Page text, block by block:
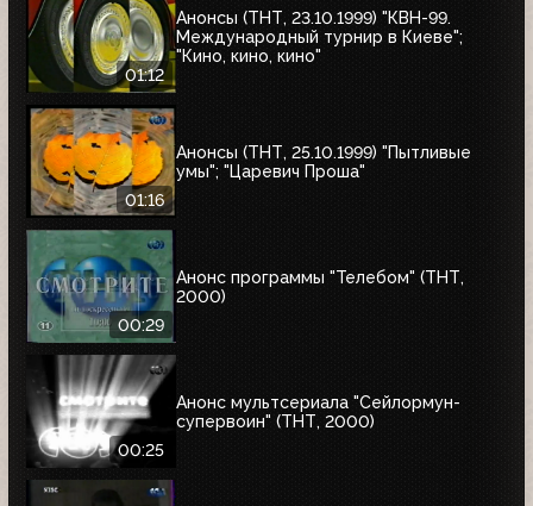
01:12
Анонсы (ТНТ, 23.10.1999) "КВН-99.
Международный турнир в Киеве";
"Кино, кино, кино"
01:16
Анонсы (ТНТ, 25.10.1999) "Пытливые
умы"; "Царевич Проша"
00:29
Анонс программы "Телебом" (ТНТ,
2000)
00:25
Анонс мультсериала "Сейлормун-
супервоин" (ТНТ, 2000)